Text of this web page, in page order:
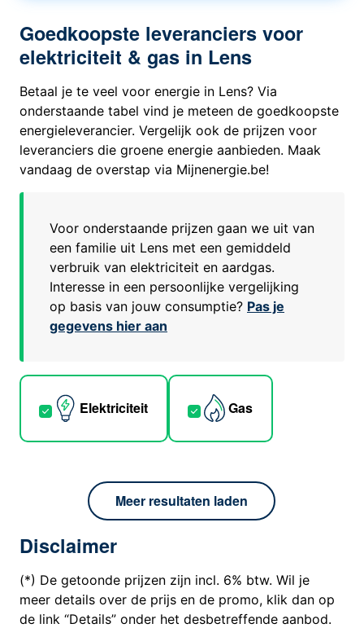
Goedkoopste leveranciers voor
elektriciteit & gas in Lens
Betaal je te veel voor energie in Lens? Via
onderstaande tabel vind je meteen de goedkoopste
energieleverancier. Vergelijk ook de prijzen voor
leveranciers die groene energie aanbieden. Maak
vandaag de overstap via Mijnenergie.be!
Voor onderstaande prijzen gaan we uit van
een familie uit Lens met een gemiddeld
verbruik van elektriciteit en aardgas.
Interesse in een persoonlijke vergelijking
op basis van jouw consumptie? Pas je
gegevens hier aan
Elektriciteit Gas
Meer resultaten laden
Disclaimer
(*) De getoonde prijzen zijn incl. 6% btw. Wil je
meer details over de prijs en de promo, klik dan op
de link “Details” onder het desbetreffende aanbod.